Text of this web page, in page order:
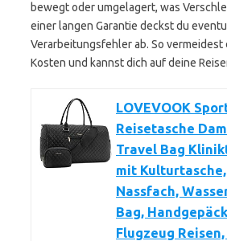
bewegt oder umgelagert, was
einer langen Garantie deckst du
Verarbeitungsfehler ab. So
Kosten und kannst dich auf deine
LOVEVOOK
Reisetasche
Travel Bag
mit
Nassfach,
Bag,
Flugzeug